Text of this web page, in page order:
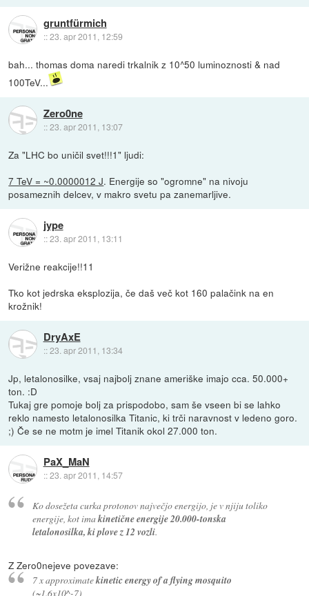
gruntfürmich
::23. apr 2011, 12:59
bah... thomas doma naredi trkalnik z 10^50 luminoznosti & nad
100TeV...
Zero0ne
::23. apr 2011, 13:07
Za "LHC bo uničil svet!!!1" ljudi:
7 TeV = ~0.0000012 J. Energije so "ogromne" na nivoju
posameznih delcev, v makro svetu pa zanemarljive.
jype
::23. apr 2011, 13:11
Verižne reakcije!!11
Tko kot jedrska eksplozija, če daš več kot 160 palačink na en
krožnik!
DryAxE
::23. apr 2011, 13:34
Jp, letalonosilke, vsaj najbolj znane ameriške imajo cca. 50.000+
ton. :D
Tukaj gre pomoje bolj za prispodobo, sam še vseen bi se lahko
reklo namesto letalonosilka Titanic, ki trči naravnost v ledeno goro.
;) Če se ne motm je imel Titanik okol 27.000 ton.
PaX_MaN
::23. apr 2011, 14:57
Ko dosežeta curka protonov največjo energijo, je v njiju toliko
energije, kot imakinetične energije 20.000-tonska
letalonosilka, ki plove z 12 vozli.
Z Zero0nejeve povezave:
7 x approximatekinetic energy of a flying mosquito
(~1.6x10^-7)